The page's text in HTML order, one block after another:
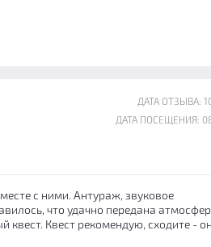
ДАТА ОТЗЫВА:
ДАТА ПОСЕЩЕНИЯ:
с ними. Антураж, звуковое
что удачно передана
Квест рекомендую, сходите -